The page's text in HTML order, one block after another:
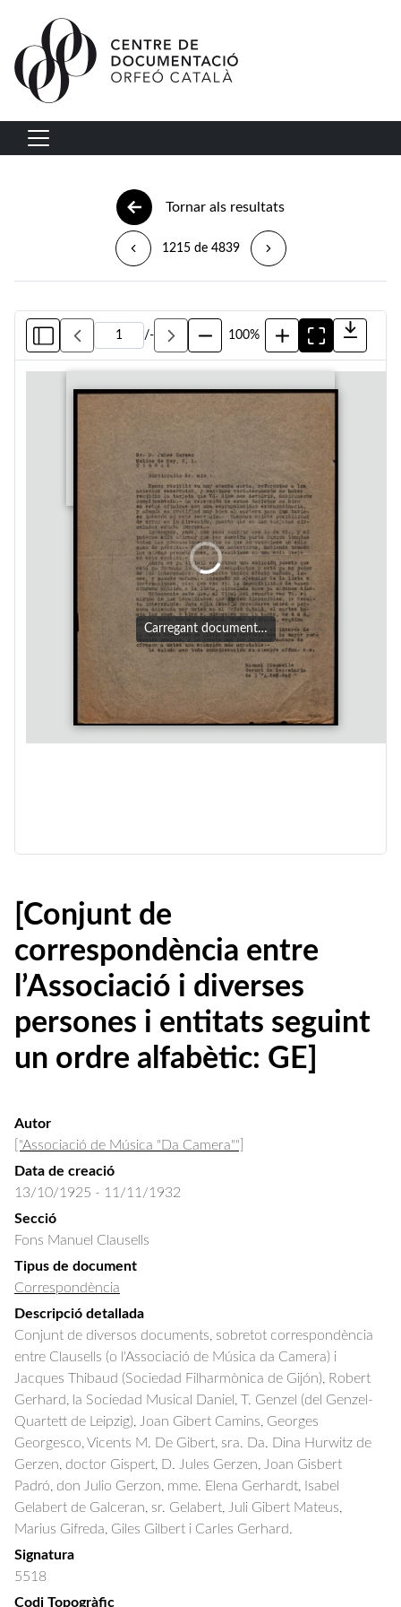
Vés al contingut
Navegació principal
Tornar als resultats
1215 de 4839
/- 100%
Carregant document…
[Conjunt de
correspondència entre
l’Associació i diverses
persones i entitats seguint
un ordre alfabètic: GE]
Autor
["Associació de Música "Da Camera""]
Data de creació
13/10/1925 - 11/11/1932
Secció
Fons Manuel Clausells
Tipus de document
Correspondència
Descripció detallada
Conjunt de diversos documents, sobretot correspondència
entre Clausells (o l'Associació de Música da Camera) i
Jacques Thibaud (Sociedad Filharmònica de Gijón), Robert
Gerhard, la Sociedad Musical Daniel, T. Genzel (del Genzel-
Quartett de Leipzig), Joan Gibert Camins, Georges
Georgesco, Vicents M. De Gibert, sra. Da. Dina Hurwitz de
Gerzen, doctor Gispert, D. Jules Gerzen, Joan Gisbert
Padró, don Julio Gerzon, mme. Elena Gerhardt, Isabel
Gelabert de Galceran, sr. Gelabert, Juli Gibert Mateus,
Marius Gifreda, Giles Gilbert i Carles Gerhard.
Signatura
5518
Codi Topogràfic